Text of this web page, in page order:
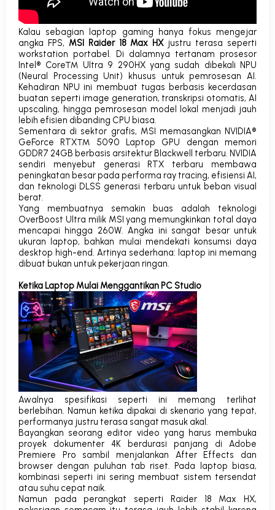
Kalau sebagian laptop gaming hanya fokus mengejar
angka FPS, MSI Raider 18 Max HXjustru terasa seperti
workstation portabel. Di dalamnya tertanam prosesor
Intel® Core™ Ultra 9 290HXyang sudah dibekali NPU
(Neural Processing Unit) khusus untuk pemrosesan AI.
Kehadiran NPU ini membuat tugas berbasis kecerdasan
buatan seperti image generation, transkripsi otomatis,AI
upscaling, hingga pemrosesan model lokal menjadi jauh
lebih efisien dibanding CPU biasa.
Sementara di sektor grafis, MSI memasangkan NVIDIA®
GeForce RTX™ 5090 Laptop GPU dengan memori
GDDR7 24GB berbasis arsitektur Blackwell terbaru. NVIDIA
sendiri menyebut generasi RTX terbaru membawa
peningkatan besar pada performa ray tracing, efisiensi AI,
dan teknologi DLSS generasi terbaru untuk beban visual
berat.
Yang membuatnya semakin buas adalah teknologi
OverBoost Ultra milik MSI yang memungkinkan total daya
mencapai hingga 260W. Angka ini sangat besar untuk
ukuran laptop, bahkan mulai mendekati konsumsi daya
desktop high-end. Artinya sederhana: laptop ini memang
dibuat bukan untuk pekerjaan ringan.
Ketika Laptop Mulai Menggantikan PC Studio
Awalnya spesifikasi seperti ini memang terlihat
berlebihan. Namun ketika dipakai di skenario yang tepat,
performanya justru terasa sangat masuk akal.
Bayangkan seorang editor video yang harus membuka
proyek dokumenter 4K berdurasi panjang di Adobe
Premiere Pro sambil menjalankan After Effects dan
browser dengan puluhan tab riset. Pada laptop biasa,
kombinasi seperti ini sering membuat sistem tersendat
atau suhu cepat naik.
Namun pada perangkat seperti Raider 18 Max HX,